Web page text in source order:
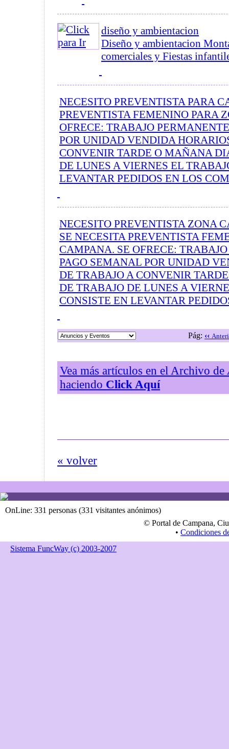
diseño y ambientacion
Diseño y ambientacion
comerciales y Fiestas
NECESITO PREVENTISTA PARA
PREVENTISTA FEMENINO PARA
OFRECE: TRABAJO
POR UNIDAD VENDIDA
CONVENIR TARDE O MAÑANA
DE LUNES A VIERNES EL
LEVANTAR PEDIDOS EN LOS
NECESITO PREVENTISTA ZONA
SE NECESITA PREVENTISTA
CAMPANA. SE OFRECE:
PAGO SEMANAL POR UNIDAD
DE TRABAJO A CONVENIR
DE TRABAJO DE LUNES A
CONSISTE EN LEVANTAR
Pág: ‹‹
Vea más artículos en el Archivo de
haciendo Click Aquí
« volver
OnLine: 331 personas (331 visitantes anónimos)
© Portal de Campana,
• Condiciones
Sistema FuncWay (c) 2003-2007